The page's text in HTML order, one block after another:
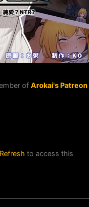
of Arokai's Patreon
Refresh to access this